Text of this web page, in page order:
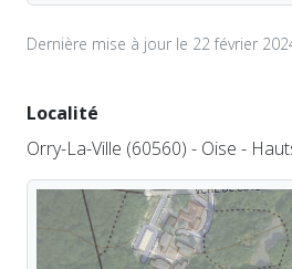
Dernière mise à jour le 22 février
Localité
Orry-La-Ville (60560) - Oise -